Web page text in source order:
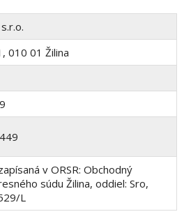
010 01 Žilina
v ORSR: Obchodný
súdu Žilina, oddiel: Sro,
L